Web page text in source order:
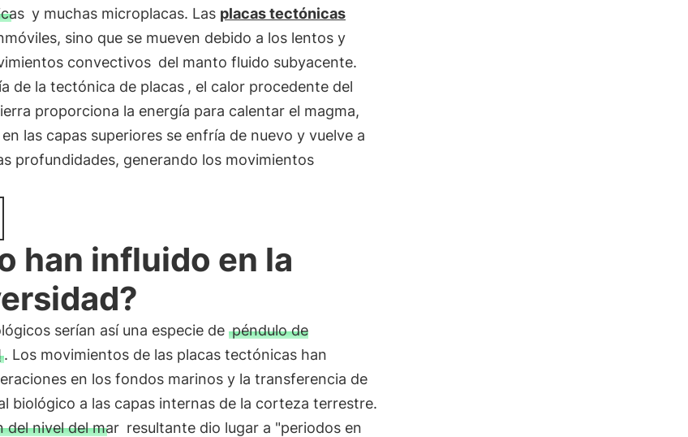
y muchas microplacas. Las placas tectónicas
sino que se mueven debido a los lentos y
convectivos del manto fluido subyacente.
de la tectónica de placas , el calor procedente del
proporciona la energía para calentar el magma,
las capas superiores se enfría de nuevo y vuelve a
profundidades, generando los movimientos
han influido en la
serían así una especie de péndulo de
. Los movimientos de las placas tectónicas han
en los fondos marinos y la transferencia de
biológico a las capas internas de la corteza terrestre.
del nivel del mar resultante dio lugar a "periodos en